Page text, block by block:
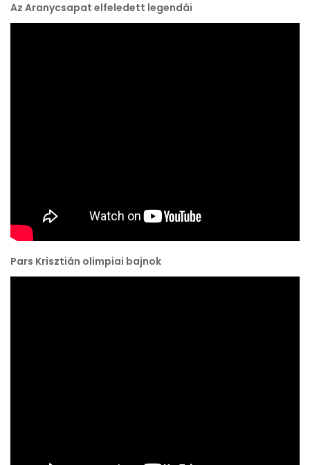
Az Aranycsapat elfeledett legendái
Pars Krisztián olimpiai bajnok